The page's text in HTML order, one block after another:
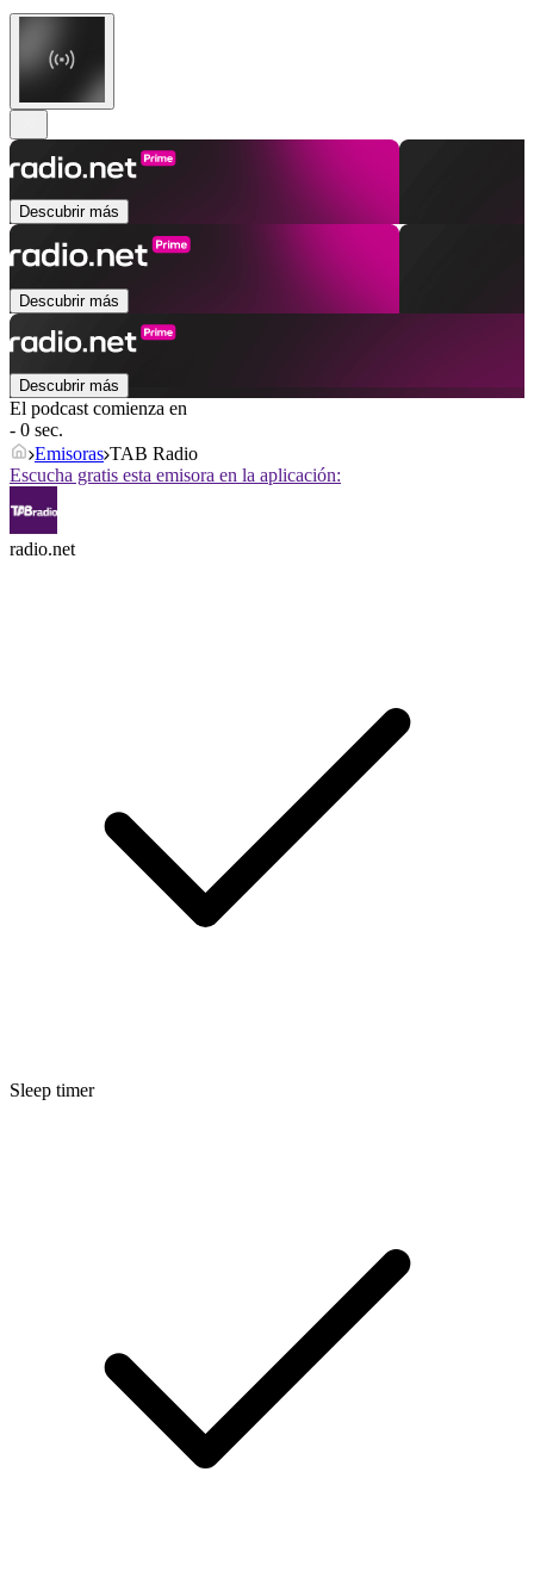
Descubrir más
Descubrir más
Descubrir más
El podcast comienza en
- 0 sec.
Emisoras TAB Radio
Escucha gratis esta emisora en la aplicación:
radio.net
Sleep timer